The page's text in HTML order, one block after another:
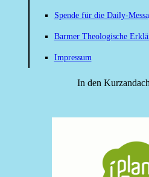
Spende für die Daily-
Barmer Theologische
Impressum
In den